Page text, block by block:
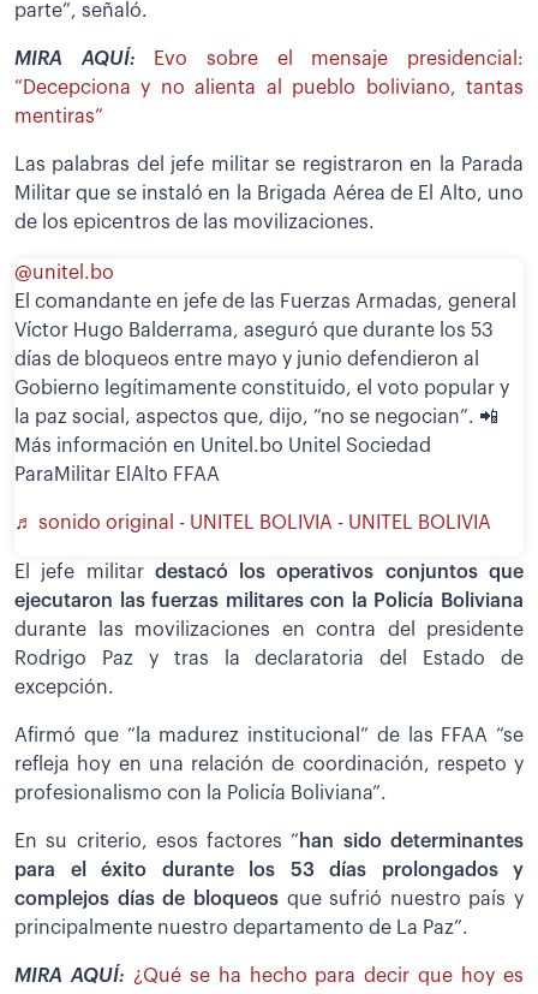
parte”, señaló.
MIRA AQUÍ:
Evo sobre el mensaje presidencial:
“Decepciona y no alienta al pueblo boliviano, tantas
mentiras”
Las palabras del jefe militar se registraron en la Parada
Militar que se instaló en la Brigada Aérea de El Alto, uno
de los epicentros de las movilizaciones.
@unitel.bo
El comandante en jefe de las Fuerzas Armadas, general
Víctor Hugo Balderrama, aseguró que durante los 53
días de bloqueos entre mayo y junio defendieron al
Gobierno legítimamente constituido, el voto popular y
la paz social, aspectos que, dijo, “no se negocian”. 📲
Más información en Unitel.bo Unitel Sociedad
ParaMilitar ElAlto FFAA
♬ sonido original - UNITEL BOLIVIA - UNITEL BOLIVIA
El jefe militar destacó los operativos conjuntos que
ejecutaron las fuerzas militares con la Policía Boliviana
durante las movilizaciones en contra del presidente
Rodrigo Paz y tras la declaratoria del Estado de
excepción.
Afirmó que “la madurez institucional” de las FFAA “se
refleja hoy en una relación de coordinación, respeto y
profesionalismo con la Policía Boliviana”.
En su criterio, esos factores “ han sido determinantes
para el éxito durante los 53 días prolongados y
complejos días de bloqueos que sufrió nuestro país y
principalmente nuestro departamento de La Paz”.
MIRA AQUÍ: ¿Qué se ha hecho para decir que hoy es